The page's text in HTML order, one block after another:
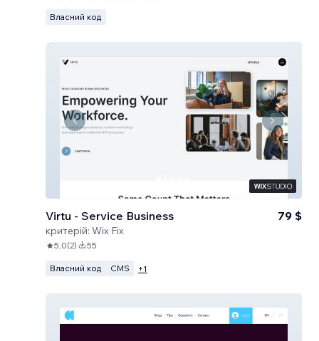
Власний код
Virtu - Service Business
критерій: Wix Fix
79 $
5,0(2) 55
Власний код CMS +1